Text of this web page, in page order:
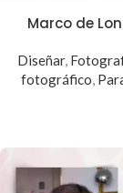
Marco de
Diseñar,
fotográfico,